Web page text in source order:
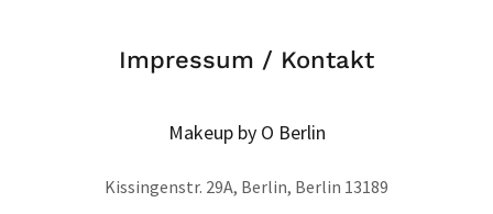
Impressum / Kontakt
Makeup by O Berlin
Kissingenstr. 29A, Berlin, Berlin 13189